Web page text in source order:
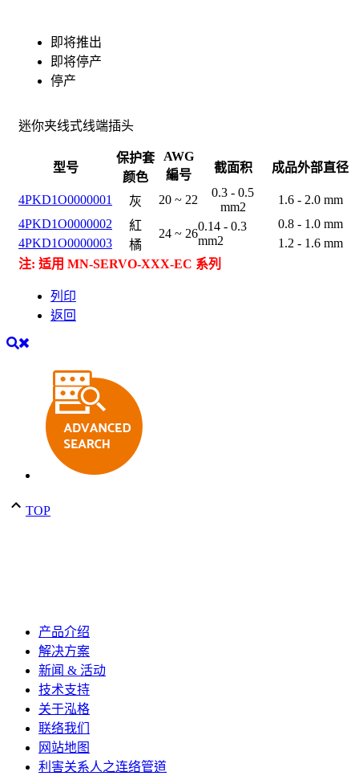
即将推出
即将停产
停产
迷你夹线式线端插头
型号
保护套
颜色
AWG
編号
截面积 成品外部直径
4PKD1O0000001 灰 20 ~ 22
0.3 - 0.5
mm2
1.6 - 2.0 mm
4PKD1O0000002
紅
24 ~ 26
0.14 - 0.3
mm2
0.8 - 1.0 mm
4PKD1O0000003
橘
1.2 - 1.6 mm
注: 适用 MN-SERVO-XXX-EC 系列
列印
返回
TOP
产品介绍
解决方案
新闻 & 活动
技术支持
关于泓格
联络我们
网站地图
利害关系人之连络管道